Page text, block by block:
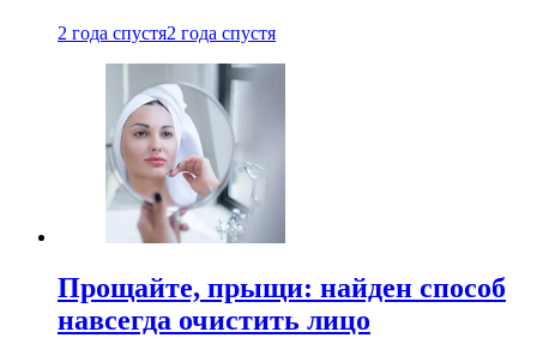
2 года спустя2 года спустя
Прощайте, прыщи: найден способ
навсегда очистить лицо